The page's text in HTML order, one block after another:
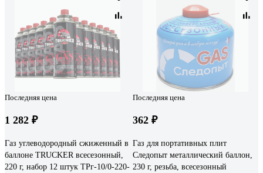
Последняя цена
1 282 ₽
Газ углеводородный сжиженный в
баллоне TRUCKER всесезонный,
220 г, набор 12 штук ТРг-10/0-220-
Последняя цена
362 ₽
Газ для портативных плит
Следопыт металлический баллон,
230 г, резьба, всесезонный